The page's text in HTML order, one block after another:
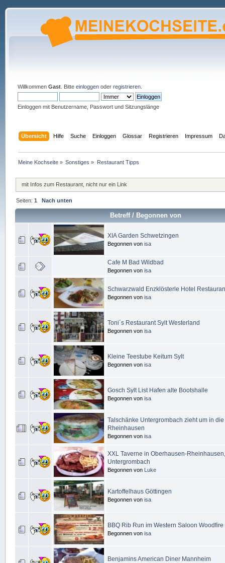
Willkommen Gast. Bitte einloggenoder registrieren.
Einloggen mit Benutzername, Passwort und Sitzungslänge
Übersicht Hilfe Suche Einloggen Glossar Registrieren Impressum
Meine Kochseite » Sonstiges » Restaurant Tipps
mit Infos zum Restaurant, nicht nur ein Link
Seiten:1 Nach unten
Betreff/ Begonnen von
XIA Garden Schwetzingen
Begonnen von isa
Cafe M Bad Wildbad
Begonnen von isa
Schwarzwald Enzklösterle Hotel
Begonnen von isa
Toni´s Restaurant Sylt Westerland
Begonnen von isa
Kleine Teestube Keitum Sylt
Begonnen von isa
Gosch Sylt List Hafen alte Bootshalle
Begonnen von isa
Talschänke Untergrombach zieht um in
Rheinhausen
Begonnen von isa
XXL Taverne in Oberhausen-
Untergrombach
Begonnen von Luke
Kartoffelhaus Göttingen
Begonnen von isa
BBQ Rib Run im Western Saloon Woodfire
Begonnen von isa
Benjamins American Diner Mannheim